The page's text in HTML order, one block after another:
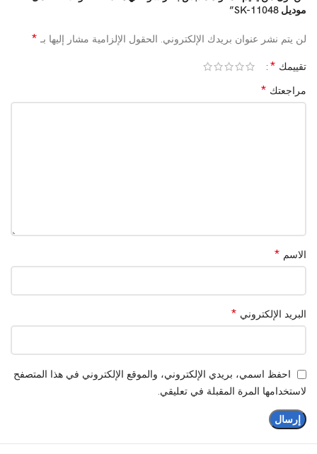
موديل SK-11048”
لن يتم نشر عنوان بريدك الإلكتروني. الحقول الإلزامية مشار إليها بـ *
تقييمك *
مراجعتك *
الاسم *
البريد الإلكتروني *
احفظ اسمي، بريدي الإلكتروني، والموقع الإلكتروني في هذا المتصفح
لاستخدامها المرة المقبلة في تعليقي.